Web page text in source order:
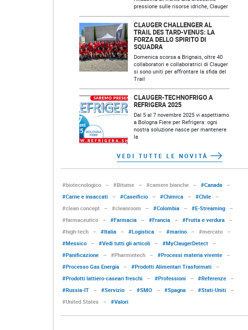
pressione sulle risorse idriche, Clauger
CLAUGER CHALLENGER AL
TRAIL DES TARD-VENUS: LA
FORZA DELLO SPIRITO DI
SQUADRA
Domenica scorsa a Brignais, oltre 40
collaboratori e collaboratrici di Clauger
si sono uniti per affrontare la sfida del
Trail
CLAUGER-TECHNOFRIGO A
REFRIGERA 2025
Dal 5 al 7 novembre 2025 vi aspettiamo
a Bologna Fiere per Refrigera: ogni
nostra soluzione nasce per mantenere
la
VEDI TUTTE LE NOVITÀ
#biotecnologico – #Bitume – #camere bianche – #Canada
–
#Carne e insaccati
– #Caseificio – #Chimica – #Chile
–
#clean concept
– #cleanroom – #Colombia – #E-Streaming
–
#farmaceutico
– #Farmacia – #Francia – #Frutta e verdura
–
#high-tech
– #Italia – #Logistica – #marino – #mercato
–
#Messico
– #Vedi tutti gli articoli – #MyClaugerDetect
–
#Panificazione
– #Pharmintech – #Processi materia vivente
–
#Processo Gas Energia
– #Prodotti Alimentari Trasformati
–
#Prodotti lattiero-caseari freschi
– #Professioni – #Referenze
–
#Russia-IT
– #Servizio – #SMO – #Spagna – #Stati-Uniti
–
#United States
– #Valori